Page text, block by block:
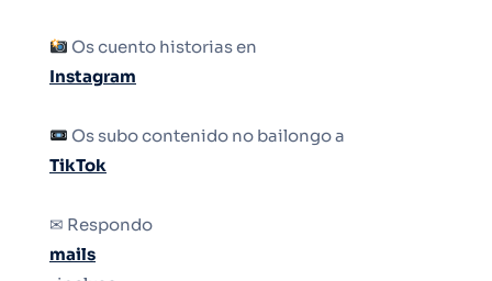
Os cuento historias en
Instagram
Os subo contenido no bailongo a
TikTok
✉ Respondo
mails